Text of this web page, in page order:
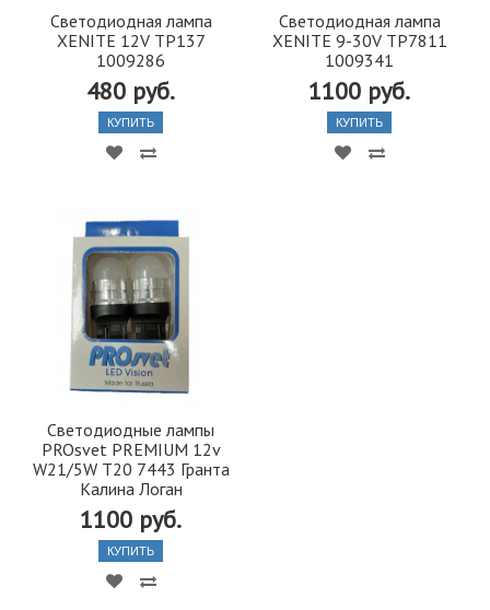
Светодиодная лампа
XENITE 12V TP137
1009286
480 руб.
КУПИТЬ
Светодиодная лампа
XENITE 9-30V TP7811
1009341
1100 руб.
КУПИТЬ
Светодиодные лампы
PROsvet PREMIUM 12v
W21/5W T20 7443 Гранта
Калина Логан
1100 руб.
КУПИТЬ